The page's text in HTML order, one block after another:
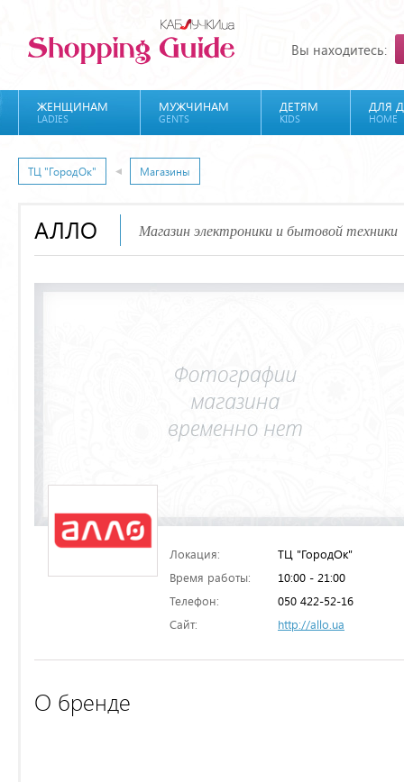
Вы находитесь:
ЖЕНЩИНАМ
LADIES
МУЖЧИНАМ
GENTS
ДЕТЯМ
KIDS
ДЛЯ
HOME
ТЦ "ГородОк" Магазины
АЛЛО Магазин электроники и бытовой техники
Локация:
ТЦ "ГородОк"
Время работы:
10:00 - 21:00
Телефон:
050 422-52-16
Сайт:
http://allo.ua
О бренде